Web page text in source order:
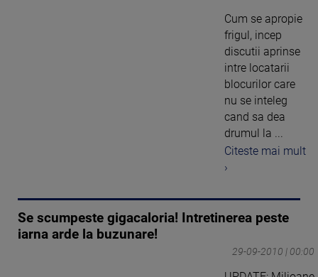
Cum se apropie
frigul, incep
discutii aprinse
intre locatarii
blocurilor care
nu se inteleg
cand sa dea
drumul la ...
Citeste mai mult
›
Se scumpeste gigacaloria! Intretinerea peste
iarna arde la buzunare!
29-09-2010 | 00:00